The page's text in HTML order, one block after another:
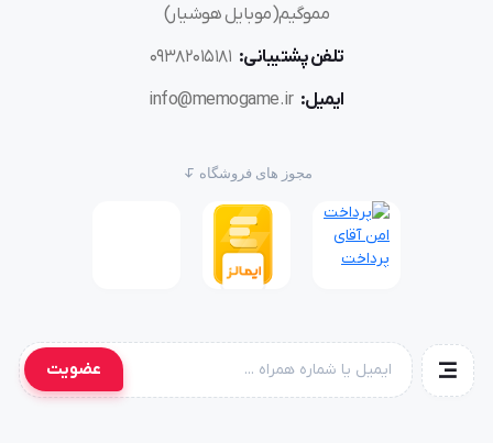
مموگیم(موبایل هوشیار)
تلفن پشتیبانی: ۰۹۳۸۲۰۱۵۱۸۱
ایمیل: info@memogame.ir
مجوز های فروشگاه
عضویت